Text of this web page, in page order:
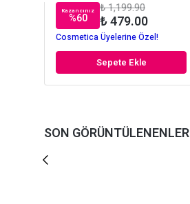
Kazancınız
%60
₺ 1,199.90
₺ 479.00
Cosmetica Üyelerine Özel!
Sepete Ekle
SON GÖRÜNTÜLENENLER